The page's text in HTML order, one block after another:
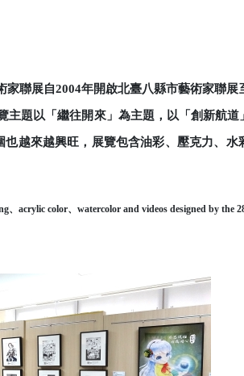
家聯展自2004年開啟北臺八縣市藝術家聯展
主題以「繼往開來」為主題，以「創新航
越來越興旺，展覽包含油彩、壓克力、水
、 acrylic color、 watercolor and videos designed by the